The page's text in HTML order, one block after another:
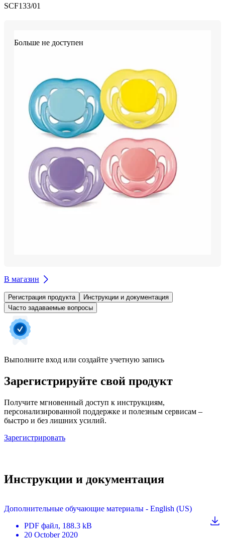
SCF133/01
Больше не доступен
В магазин
Регистрация продукта
Инструкции и документация
Часто задаваемые вопросы
Выполните вход или создайте учетную запись
Зарегистрируйте свой продукт
Получите мгновенный доступ к инструкциям,
персонализированной поддержке и полезным сервисам –
быстро и без лишних усилий.
Зарегистрировать
Инструкции и документация
Дополнительные обучающие материалы - English (US)
PDF файл, 188.3 kB
20 October 2020